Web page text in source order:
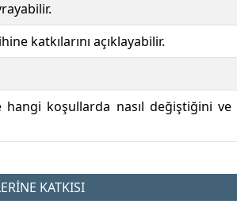
katkılarını açıklayabilir.
hangi koşullarda nasıl değiştiğini
KATKISI